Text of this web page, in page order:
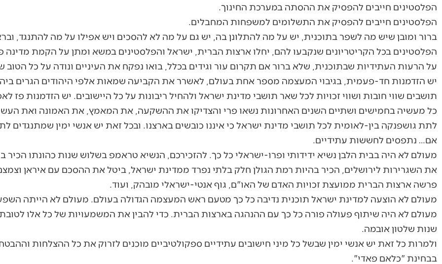
הפלסטינים חייבים להפסיק את ההסתה במערכת החינוך.
הפלסטינים חייבים להפסיק את התשלומים למשפחות המחבלים.
ברור ומובן שיש מה לשפר בתוכנית, יש על מה להתלונן בה, יש גם על מה לא להסכים ויש אפילו על מה להתנגד,
הפלסטינים בכל הקריטריונים שנקבעו להם, יחלו ארצות הברית, ישראל והפלסטינים במשא ומתן על הקמת
על הרעות העתידיות שבתוכנית, שלא ברור אם תקרום עור וגידים בכלל, בואו נפקח את העיניים ונודה על כל
יש הזדמנות חד-פעמית, בגיבוי המעצמה מספר אחת בעולם, לאשרר את הקביעה שמאות אלפי היהודים הגרים
תושבים שווי חובות ושווי זכויות לכל שאר תושבי מדינת ישראל ולהחיל ריבונות על כל היישובים. יש הזדמנות פז
כל מעשיה בחמישים ושתיים השנים האחרונות נשאו פרי והצדיקו את ההשקעה, את המאמץ, את האמונה ואת
לתת גושפנקה בין-לאומית לכל תושבי מדינת ישראל כי איננו כובשים בארצנו. ובכל זאת יש אנשי ימין שמתנגדים
אם… נתפסים לחששות עתידיים.
מעולם לא היה בבית הלבן נשיא ידידותי ופרו-ישראלי כל כך. להזכירכם, הנשיא טראמפ בשלוש שנות כהונתו הכיר
את השגרירות לירושלים, הכיר בהיות רמת הגולן חלק בלתי נפרד ממדינת ישראל, ביטל את ההסכם עם איראן
פרשה ארצות הברית ממועצת זכויות האדם של האו"ם, גוף אנטי-ישראלי מובהק, ועוד.
מעולם לא הוצעה למדינת ישראל תוכנית נדיבה כל כך מטעם ראש המעצמה הגדולה בעולם. מעולם לא הייתה
מעולם לא היה שיתוף פעולה פורה כל כך עם ההנהגה בארצות הברית. כדי להבין את המשמעויות של כל אלו
שנות שלטון אובמה.
ולמרות כל זאת יש אנשי ימין שבשל כל מיני חישובים עתידיים ספקולטיביים מוכנים לזרוק את כל ההצלחות
בבחינת "כלאם פאדי".